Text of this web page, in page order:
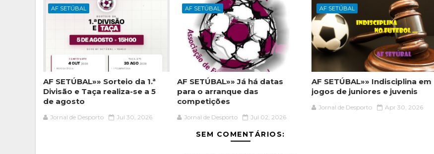
AF SETÚBAL
AF SETÚBAL»» Sorteio da 1.ª
Divisão e Taça realiza-se a 5
de agosto
Jornal de Desporto Jul 30, 2026
AF SETÚBAL
AF SETÚBAL»» Já há datas
para o arranque das
competições
Jornal de Desporto Jul 02, 2026
AF SETÚBAL
AF SETÚBAL»» Indisciplina em
jogos de juniores e juvenis
Jornal de Desporto Apr 30, 2026
SEM COMENTÁRIOS: